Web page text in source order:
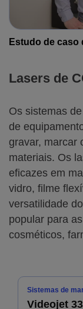
Estudo de caso
Lasers de
Os sistemas
de
gravar, marcar
materiais. Os
eficazes em
vidro, filme
versatilidade
popular para
cosméticos,
Sistemas de
Videojet